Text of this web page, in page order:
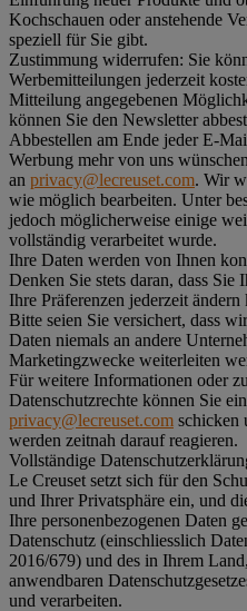
Kochschauen oder anstehende
speziell für Sie gibt.
Zustimmung widerrufen: Sie
Werbemitteilungen jederzeit
Mitteilung angegebenen
können Sie den Newsletter
Abbestellen am Ende jeder E-
Werbung mehr von uns
an privacy@lecreuset.com. Wir
wie möglich bearbeiten. Unter
jedoch möglicherweise einige
vollständig verarbeitet wurde.
Ihre Daten werden von Ihnen
Denken Sie stets daran, dass
Ihre Präferenzen jederzeit ändern
Bitte seien Sie versichert, dass
Daten niemals an andere
Marketingzwecke weiterleiten
Für weitere Informationen oder
Datenschutzrechte können Sie
privacy@lecreuset.com schicken
werden zeitnah darauf reagieren.
Vollständige
Le Creuset setzt sich für den
und Ihrer Privatsphäre ein, und
Ihre personenbezogenen Daten
Datenschutz (einschliesslich
2016/679) und des in Ihrem
anwendbaren
und verarbeiten.